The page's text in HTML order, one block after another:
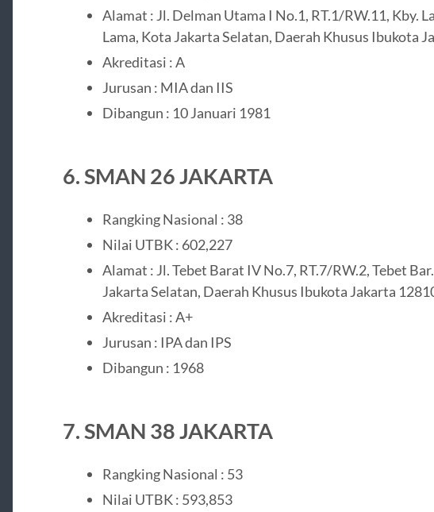
Alamat : Jl. Delman Utama I No.1, RT.1/RW.11, Kby.
Lama, Kota Jakarta Selatan, Daerah Khusus Ibukota
Akreditasi : A
Jurusan : MIA dan IIS
Dibangun : 10 Januari 1981
6. SMAN 26 JAKARTA
Rangking Nasional : 38
Nilai UTBK : 602,227
Alamat : Jl. Tebet Barat IV No.7, RT.7/RW.2, Tebet
Jakarta Selatan, Daerah Khusus Ibukota Jakarta
Akreditasi : A+
Jurusan : IPA dan IPS
Dibangun : 1968
7. SMAN 38 JAKARTA
Rangking Nasional : 53
Nilai UTBK : 593,853